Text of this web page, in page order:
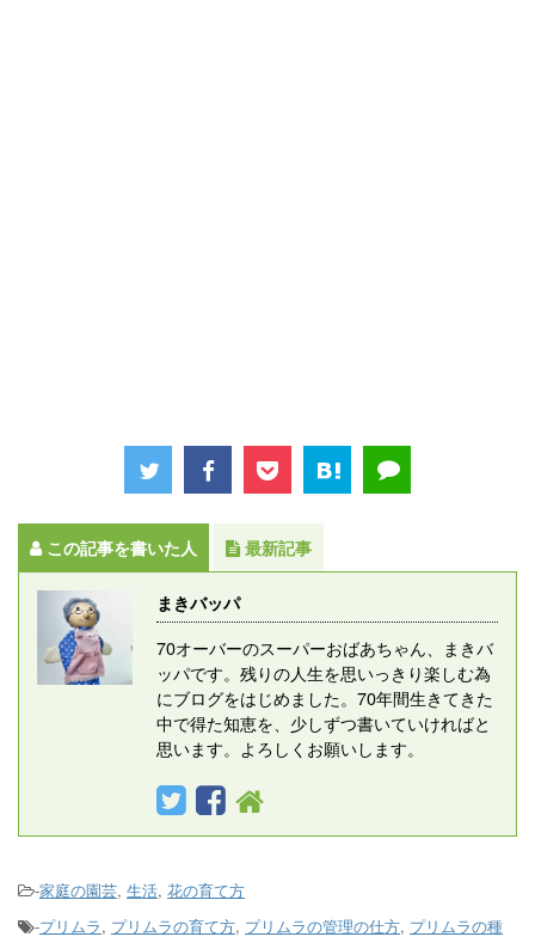
この記事を書いた人 最新記事
まきバッパ
70オーバーのスーパーおばあちゃん、まきバ
ッパです。残りの人生を思いっきり楽しむ為
にブログをはじめました。70年間生きてきた
中で得た知恵を、少しずつ書いていければと
思います。よろしくお願いします。
-家庭の園芸, 生活, 花の育て方
-プリムラ, プリムラの育て方, プリムラの管理の仕方, プリムラの種